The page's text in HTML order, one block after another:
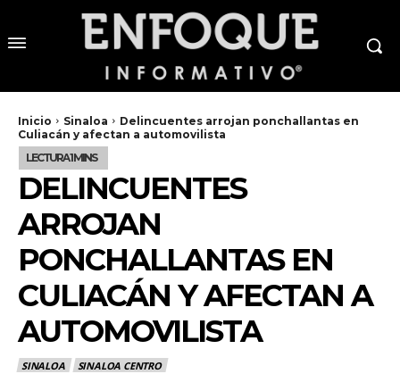
Inicio Sinaloa
Delincuentes arrojan ponchallantas en
Culiacán y afectan a automovilista
DELINCUENTES
ARROJAN
PONCHALLANTAS EN
CULIACÁN Y AFECTAN A
AUTOMOVILISTA
SINALOA SINALOA CENTRO